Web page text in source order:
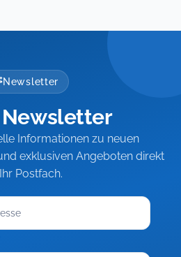
Newsletter
Newsletter
Informationen zu neuen
exklusiven Angeboten direkt
Postfach.